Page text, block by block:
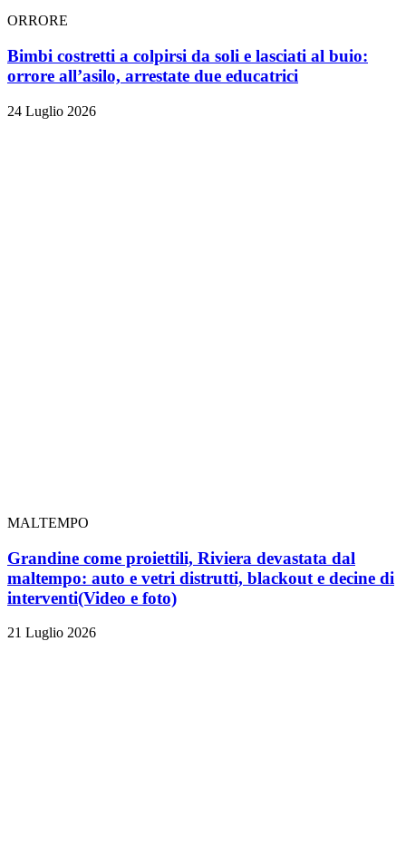
ORRORE
Bimbi costretti a colpirsi da soli e lasciati al buio:
orrore all’asilo, arrestate due educatrici
24 Luglio 2026
MALTEMPO
Grandine come proiettili, Riviera devastata dal
maltempo: auto e vetri distrutti, blackout e decine di
interventi(Video e foto)
21 Luglio 2026